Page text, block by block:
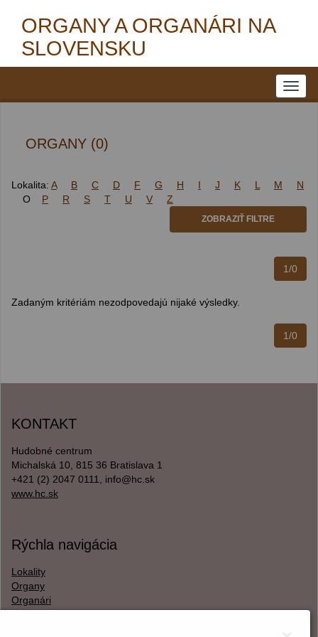
ORGANY A ORGANÁRI NA
SLOVENSKU
ORGANY (0)
Lokalita: A B C D F G H I J K L M
N
O P R S T U V Z
ZOBRAZIŤ FILTRE
1/0
Zadaným kritériám nezodpovedajú nijaké výsledky.
1/0
KONTAKT
Hudobné centrum
Michalská 10, 815 36 Bratislava 1
+421 (2) 2047 0111, info@hc.sk
www.hc.sk
Rýchla navigácia
Lokality
Organy
Organári